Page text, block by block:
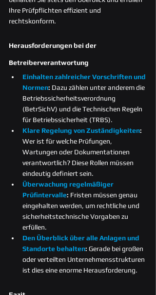
Ihre Prüfpflichten effizient und
rechtskonform.
Herausforderungen bei der
Betreiberverantwortung
Einhalten zahlreicher Vorschriften und
Normen: Dazu zählen unter anderem die
Betriebssicherheitsverordnung
(BetrSichV) und die Technischen Regeln
für Betriebssicherheit (TRBS).
Klare Regelung von Zuständigkeiten:
Wer ist für welche Prüfungen,
Wartungen oder Dokumentationen
verantwortlich? Diese Rollen müssen
eindeutig definiert sein.
Überwachung regelmäßiger
Prüfintervalle: Fristen müssen genau
eingehalten werden, um rechtliche und
sicherheitstechnische Vorgaben zu
erfüllen.
Den Überblick über alle Anlagen und
Standorte behalten: Gerade bei großen
oder verteilten Unternehmensstrukturen
ist dies eine enorme Herausforderung.